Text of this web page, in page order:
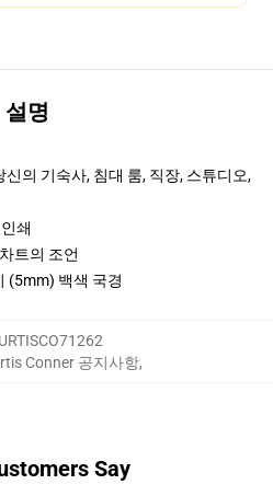
설명
의 기숙사, 침대 룸, 직장, 스튜디오,
쇄
트의 조언
(5mm) 백색 국경
Conner 공지사항,
Say